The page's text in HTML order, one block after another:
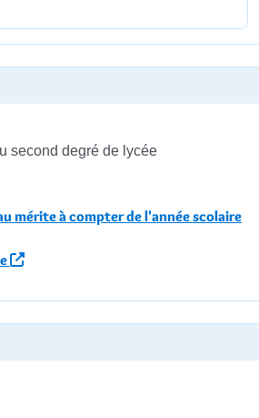
second degré de lycée
mérite à compter de l'année scolaire